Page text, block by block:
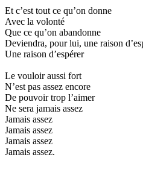
Et c’est tout ce qu’on donne
Avec la volonté
Que ce qu’on abandonne
Deviendra, pour lui, une raison
Une raison d’espérer
Le vouloir aussi fort
N’est pas assez encore
De pouvoir trop l’aimer
Ne sera jamais assez
Jamais assez
Jamais assez
Jamais assez
Jamais assez.